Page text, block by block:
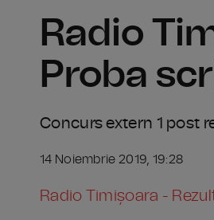
Radio
Proba
Concurs extern 1 post
14 Noiembrie 2019, 19:28
Radio Timișoara -